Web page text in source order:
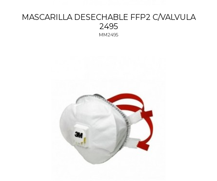
MASCARILLA DESECHABLE FFP2 C/VALVULA
2495
MM2495